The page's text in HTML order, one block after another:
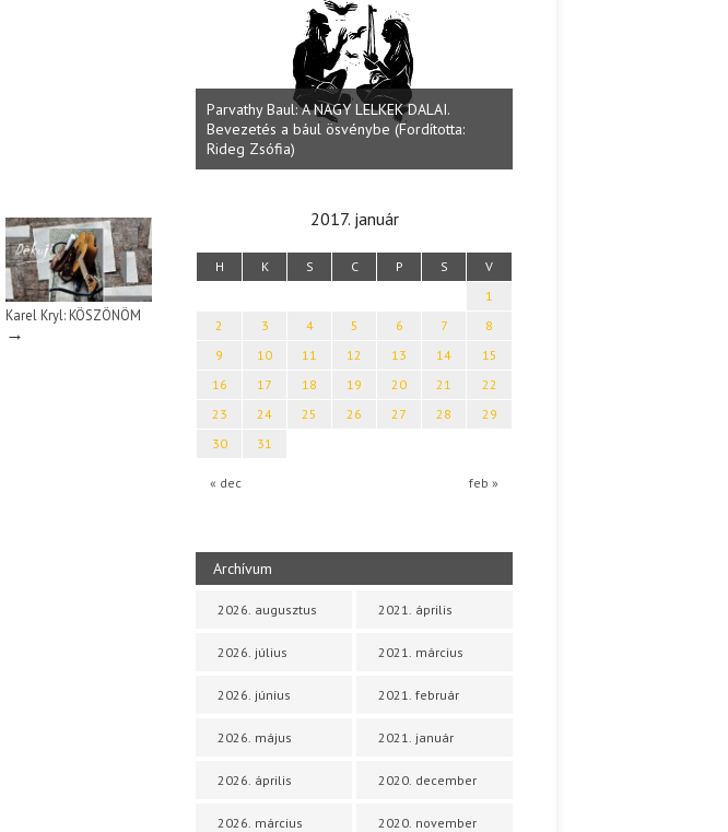
Karel Kryl: KÖSZÖNÖM
→
Parvathy Baul: A NAGY LELKEK DALAI.
Bevezetés a bául ösvénybe (Fordította:
Rideg Zsófia)
2017. január
H K S C P S V
« dec feb »
1
2
3 4 5 6 7
8
9
10 11 12 13 14
15
16
17 18 19 20 21
22
23
24 25 26 27 28
29
30
31
Archívum
2026. augusztus
2026. július
2026. június
2026. május
2026. április
2026. március
2021. április
2021. március
2021. február
2021. január
2020. december
2020. november